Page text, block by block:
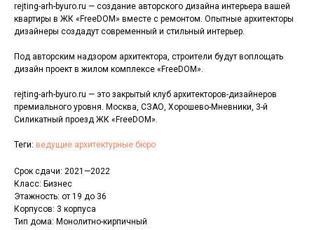
rejting-arh-byuro.ru — создание авторского дизайна интерьера вашей
квартиры в ЖК «FreeDOM» вместе с ремонтом. Опытные архитекторы
дизайнеры создадут современный и стильный интерьер.
Под авторским надзором архитектора, строители будут воплощать
дизайн проект в жилом комплексе «FreeDOM».
rejting-arh-byuro.ru — это закрытый клуб архитекторов-дизайнеров
премиального уровня. Москва, СЗАО, Хорошево-Мневники, 3-й
Силикатный проезд ЖК «FreeDOM».
Теги: ведущие архитектурные бюро
Срок сдачи: 2021—2022
Класс: Бизнес
Этажность: от 19 до 36
Корпусов: 3 корпуса
Тип дома: Монолитно-кирпичный